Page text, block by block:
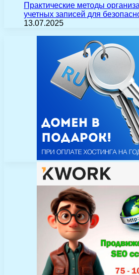
Практические методы
учетных записей для
13.07.2025